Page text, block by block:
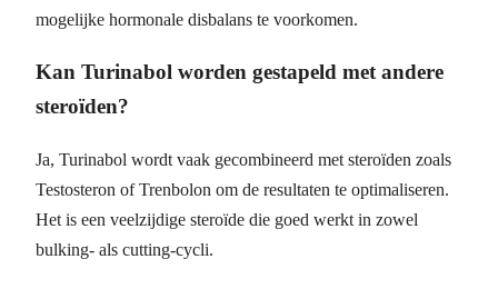
mogelijke hormonale disbalans te voorkomen.
Kan Turinabol worden gestapeld met andere
steroïden?
Ja, Turinabol wordt vaak gecombineerd met steroïden zoals
Testosteron of Trenbolon om de resultaten te optimaliseren.
Het is een veelzijdige steroïde die goed werkt in zowel
bulking- als cutting-cycli.